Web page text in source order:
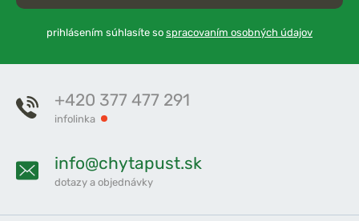
prihlásením súhlasíte so spracovaním osobných údajov
+420 377 477 291
infolinka
info@chytapust.sk
dotazy a objednávky